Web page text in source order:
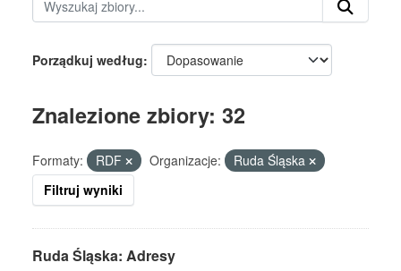
Porządkuj według
Znalezione zbiory: 32
Formaty: RDF Organizacje:
Ruda Śląska
Filtruj wyniki
Ruda Śląska: Adresy